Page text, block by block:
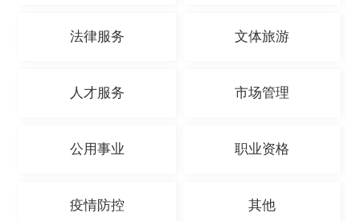
法律服务 文体旅游
人才服务 市场管理
公用事业 职业资格
疫情防控 其他